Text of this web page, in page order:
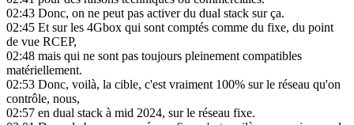
02:43 Donc, on ne peut pas activer du dual stack sur ça.
02:45 Et sur les 4Gbox qui sont comptés comme du fixe, du point
de vue RCEP,
02:48 mais qui ne sont pas toujours pleinement compatibles
matériellement.
02:53 Donc, voilà, la cible, c'est vraiment 100% sur le réseau qu'on
contrôle, nous,
02:57 en dual stack à mid 2024, sur le réseau fixe.